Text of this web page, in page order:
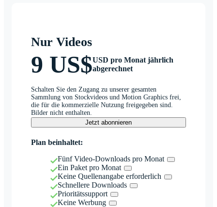
Nur Videos
9 US$USD pro Monat jährlich
abgerechnet
Schalten Sie den Zugang zu unserer gesamten
Sammlung von Stockvideos und Motion Graphics frei,
die für die kommerzielle Nutzung freigegeben sind.
Bilder nicht enthalten.
Jetzt abonnieren
Plan beinhaltet:
Fünf Video-Downloads pro Monat
Ein Paket pro Monat
Keine Quellenangabe erforderlich
Schnellere Downloads
Prioritätssupport
Keine Werbung